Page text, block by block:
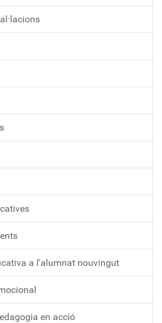
a l'alumnat nouvingut
en acció